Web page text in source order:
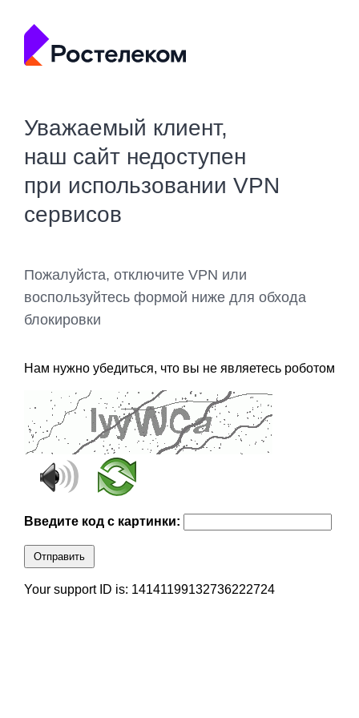
Уважаемый клиент,
наш сайт недоступен
при использовании VPN
сервисов
Пожалуйста, отключите VPN или
воспользуйтесь формой ниже для обхода
блокировки
Нам нужно убедиться, что вы не являетесь роботом
Введите код с картинки:
Отправить
Your support ID is: 14141199132736222724